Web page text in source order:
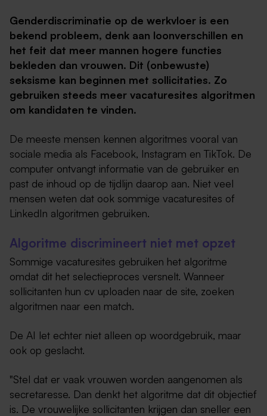
Genderdiscriminatie op de werkvloer is een
bekend probleem, denk aan loonverschillen en
het feit dat meer mannen hogere functies
bekleden dan vrouwen. Dit (onbewuste)
seksisme kan beginnen met sollicitaties. Zo
gebruiken steeds meer vacaturesites algoritmen
om kandidaten te vinden.
De meeste mensen kennen algoritmes vooral van
sociale media als Facebook, Instagram en TikTok. De
computer ontvangt informatie van de gebruiker en
past de inhoud op de tijdlijn daarop aan. Niet veel
mensen weten dat ook sommige vacaturesites of
LinkedIn algoritmen gebruiken.
Algoritme discrimineert niet met opzet
Sommige vacaturesites gebruiken het algoritme
omdat dit het selectieproces versnelt. Wanneer
sollicitanten hun cv uploaden naar de site, zoeken
algoritmen naar een match.
De AI let echter niet alleen op woordgebruik, maar
ook op geslacht.
"Stel dat er vaak vrouwen worden aangenomen als
secretaresse. Dan denkt het algoritme dat dit objectief
is. De vrouwelijke sollicitanten krijgen dan sneller een